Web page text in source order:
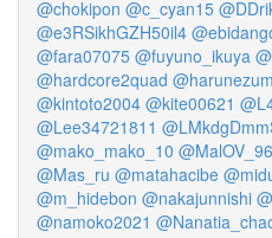
@chokipon @c_cyan15
@e3RSikhGZH50il4
@fara07075 @fuyuno_ikuya
@hardcore2quad
@kintoto2004 @kite00621
@Lee34721811
@mako_mako_10 @MalOV_96
@Mas_ru @matahacibe
@m_hidebon @nakajunnishi
@namoko2021